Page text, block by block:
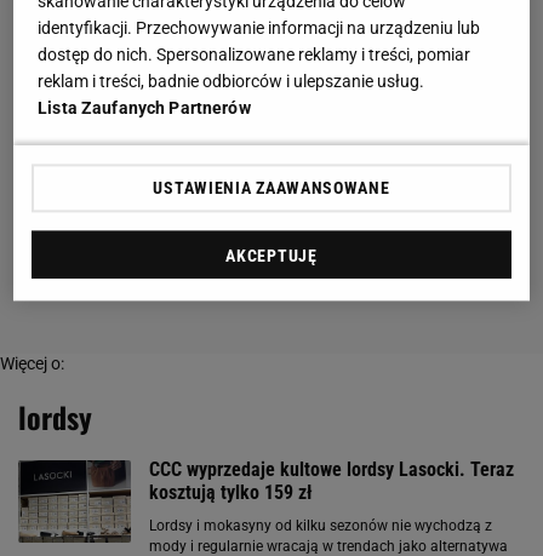
Więcej o:
lordsy
CCC wyprzedaje kultowe lordsy Lasocki. Teraz
kosztują tylko 159 zł
Lordsy i mokasyny od kilku sezonów nie wychodzą z
mody i regularnie wracają w trendach jako alternatywa
identyfikacji. Przechowywanie informacji na urządzeniu lub
dostęp do nich. Spersonalizowane reklamy i treści, pomiar
reklam i treści, badnie odbiorców i ulepszanie usług.
Lista Zaufanych Partnerów
USTAWIENIA ZAAWANSOWANE
AKCEPTUJĘ